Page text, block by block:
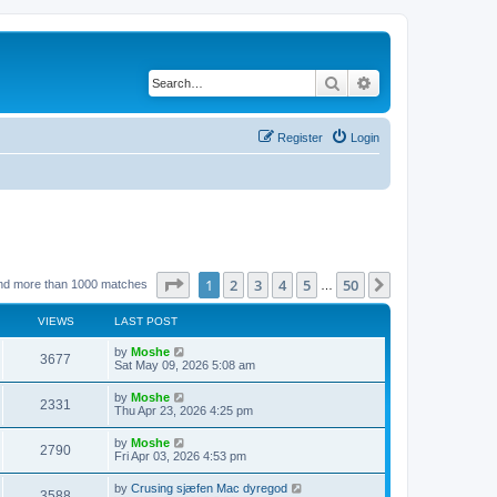
Search
Login
Register
more than 1000 matches Page of 50
1 2 3 4 5 50
VIEWS LAST POST
3677
i
s
L
a
t
p
o
s
t
by Moshe
Sat May 09, 2026 5:08 am
2331
i
L
a
t
p
o
s
t
by Moshe
Thu Apr 23, 2026 4:25 pm
2790V
i
L
a
t
p
by Moshe
Fri Apr 03, 2026 4:53 pm
L
by Crusing sjæfen Mac dyregod